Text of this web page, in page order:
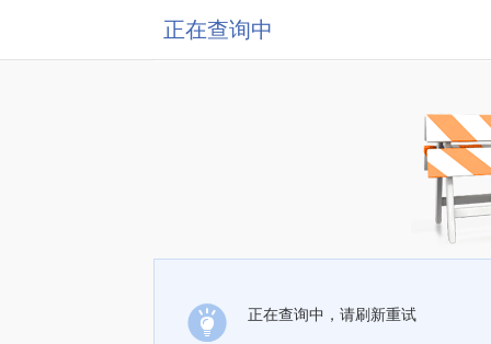
正在查询中
正在查询中，请刷新重试